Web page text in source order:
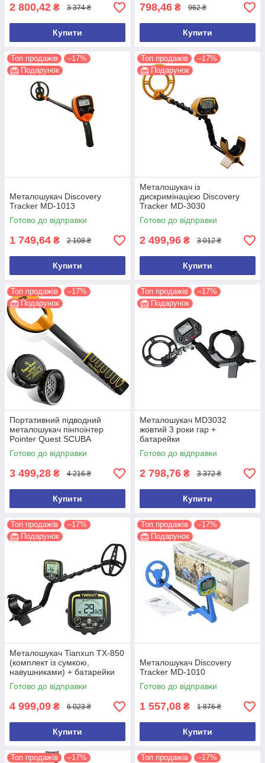
2 800,42 ₴ 3 374 ₴
Купити
798,46 ₴ 962 ₴
Купити
Топ продажів
–17%
Подарунок
Металошукач Discovery
Tracker MD-1013
Готово до відправки
1 749,64 ₴ 2 108 ₴
Купити
Топ продажів
–17%
Подарунок
Металошукач із
дискримінацією Discovery
Tracker MD-3030
Готово до відправки
2 499,96 ₴ 3 012 ₴
Купити
Топ продажів
–17%
Подарунок
Портативний підводний
металошукач пінпоінтер
Рointer Quest SCUBA
TECTOR
Готово до відправки
3 499,28 ₴ 4 216 ₴
Купити
Топ продажів
–17%
Подарунок
Металошукач MD3032
жовтий 3 роки гар +
батарейки
Готово до відправки
2 798,76 ₴ 3 372 ₴
Купити
Топ продажів
–17%
Подарунок
Металошукач Tianxun TX-850
(комплект із сумкою,
навушниками) + батарейки
Готово до відправки
4 999,09 ₴ 6 023 ₴
Купити
Топ продажів
–17%
Подарунок
Металошукач Discovery
Tracker MD-1010
Готово до відправки
1 557,08 ₴ 1 876 ₴
Купити
Топ продажів
–17%
Топ продажів
–17%